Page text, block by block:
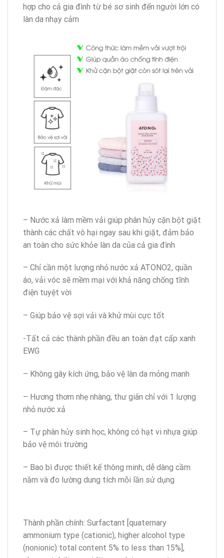
hợp cho cả gia đình từ bé sơ sinh đến người lớn có
làn da nhạy cảm
– Nước xả làm mềm vải giúp phân hủy cặn bột giặt
thành các chất vô hại ngay sau khi giặt, đảm bảo
an toàn cho sức khỏe làn da của cả gia đình
– Chỉ cần một lượng nhỏ nước xả ATONO2, quần
áo, vải vóc sẽ mềm mại với khả năng chống tĩnh
điện tuyệt vời
– Giúp bảo vệ sợi vải và khử mùi cực tốt
-Tất cả các thành phần đều an toàn đạt cấp xanh
EWG
– Không gây kích ứng, bảo vệ làn da mỏng manh
– Hương thơm nhẹ nhàng, thư giãn chỉ với 1 lượng
nhỏ nước xả
– Tự phân hủy sinh học, không có hạt vi nhựa giúp
bảo vệ môi trường
– Bao bì được thiết kế thông minh, dễ dàng cầm
nắm và đo lường dung tích mỗi lần sử dụng
Thành phần chính: Surfactant [quaternary
ammonium type (cationic), higher alcohol type
(nonionic) total content 5% to less than 15%],